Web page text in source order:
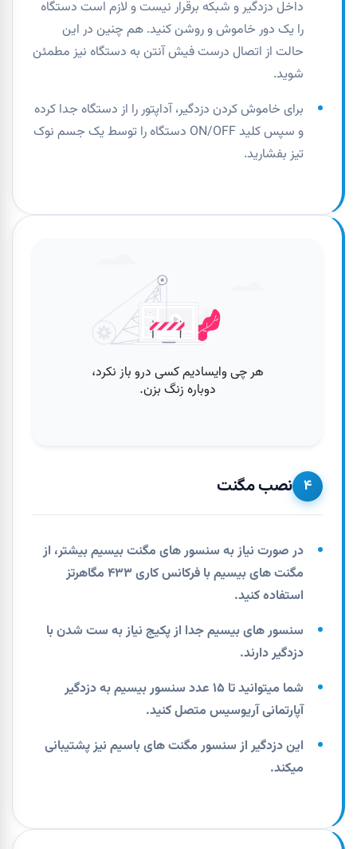
داخل دزدگیر و شبکه برقرار نیست و لازم است دستگاه
را یک دور خاموش و روشن کنید. هم چنین در این
حالت از اتصال درست فیش آنتن به دستگاه نیز مطمئن
شوید.
برای خاموش کردن دزدگیر، آداپتور را از دستگاه جدا کرده
و سپس کلید ON/OFF دستگاه را توسط یک جسم نوک
تیز بفشارید.
۴ نصب مگنت
در صورت نیاز به سنسور های مگنت بیسیم بیشتر، از
مگنت های بیسیم با فرکانس کاری ۴۳۳ مگاهرتز
استفاده کنید.
سنسور های بیسیم جدا از پکیج نیاز به ست شدن با
دزدگیر دارند.
شما میتوانید تا ۱۵ عدد سنسور بیسیم به دزدگیر
آپارتمانی آریوسیس متصل کنید.
این دزدگیر از سنسور مگنت های باسیم نیز پشتیبانی
میکند.